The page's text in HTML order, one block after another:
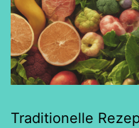
Traditionelle